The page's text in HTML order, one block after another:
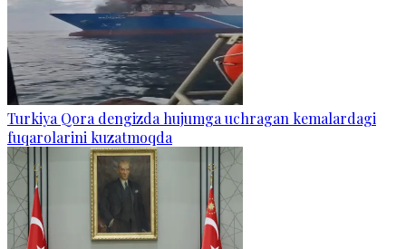
Turkiya Qora dengizda hujumga uchragan kemalardagi
fuqarolarini kuzatmoqda